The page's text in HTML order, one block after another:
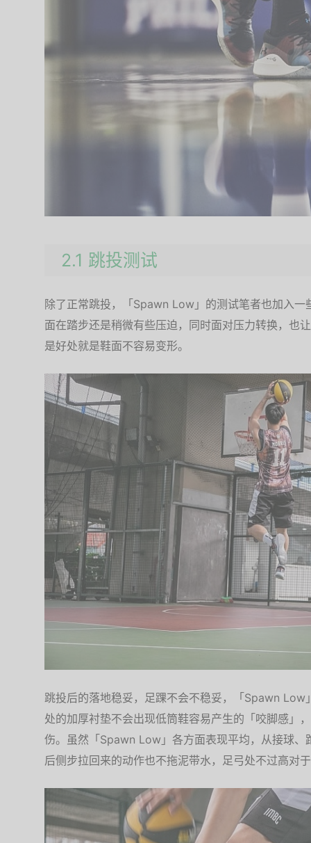
2.1 跳投测试
除了正常跳投，「Spawn Low」的测试笔者也加入
面在踏步还是稍微有些压迫，同时面对压力转换，也
是好处就是鞋面不容易变形。
跳投后的落地稳妥，足踝不会不稳妥，「Spawn Low
处的加厚衬垫不会出现低筒鞋容易产生的「咬脚感」
伤。虽然「Spawn Low」各方面表现平均，从接球
后侧步拉回来的动作也不拖泥带水，足弓处不过高对